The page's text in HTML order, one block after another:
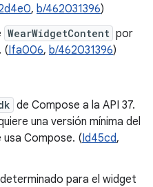
, b/462031396)
WearWidgetContent por
. (Ifa006, b/462031396)
de Compose a la API 37.
una versión mínima del
usa Compose. (Id45cd,
para el widget